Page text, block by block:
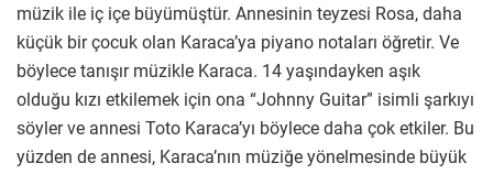
müzik ile iç içe büyümüştür. Annesinin teyzesi Rosa, daha
küçük bir çocuk olan Karaca’ya piyano notaları öğretir. Ve
böylece tanışır müzikle Karaca. 14 yaşındayken aşık
olduğu kızı etkilemek için ona “Johnny Guitar” isimli şarkıyı
söyler ve annesi Toto Karaca’yı böylece daha çok etkiler. Bu
yüzden de annesi, Karaca’nın müziğe yönelmesinde büyük